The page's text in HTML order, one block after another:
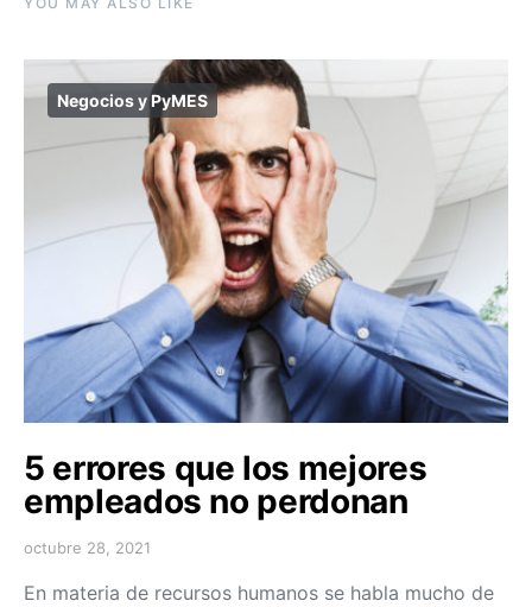
Negocios y PyMES
5 errores que los mejores
empleados no perdonan
octubre 28, 2021
En materia de recursos humanos se habla mucho de